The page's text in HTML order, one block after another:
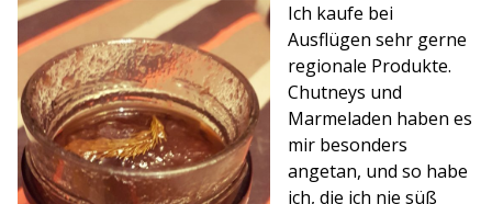
Ich kaufe bei
Ausflügen sehr gerne
regionale Produkte.
Chutneys und
Marmeladen haben es
mir besonders
angetan, und so habe
ich, die ich nie süß